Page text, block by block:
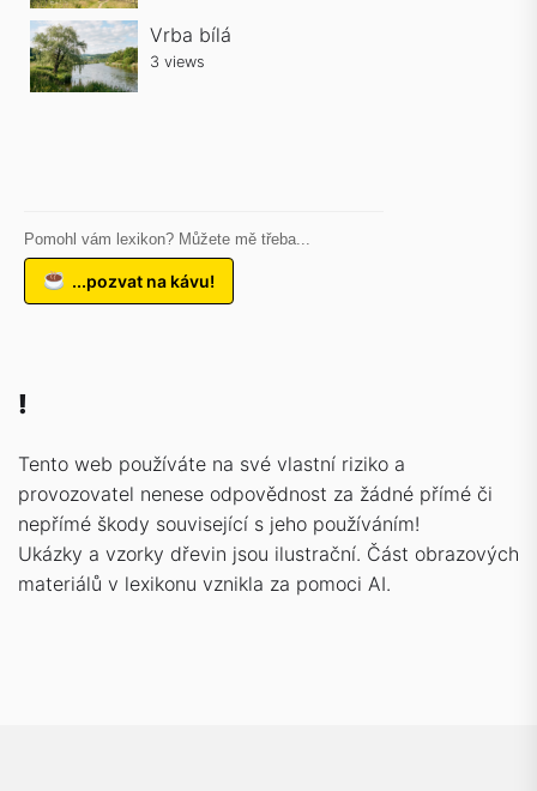
Vrba bílá
3 views
Pomohl vám lexikon? Můžete mě třeba...
...pozvat na kávu!
!
Tento web používáte na své vlastní riziko a
provozovatel nenese odpovědnost za žádné přímé či
nepřímé škody související s jeho používáním!
Ukázky a vzorky dřevin jsou ilustrační. Část obrazových
materiálů v lexikonu vznikla za pomoci AI.